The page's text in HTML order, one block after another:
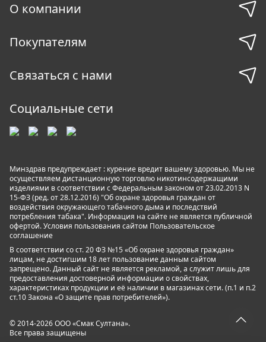
О компании
Покупателям
Связаться с нами
Социальные сети
Минздрав предупреждает : курение вредит вашему здоровью. Мы не
осуществляем дистанционную торговлю никотинсодержащими
изделиями в соответствии с Федеральным законом от 23.02.2013 N
15-ФЗ (ред. от 28.12.2016) "Об охране здоровья граждан от
воздействия окружающего табачного дыма и последствий
потребления табака". Информация на сайте не является публичной
офертой. Условия пользования сайтом Пользовательское
соглашение
В соответствии со ст. 20 ФЗ №15 «Об охране здоровья граждан»
лицам, не достигшим 18 лет пользование данным сайтом
запрещено. Данный сайт не является рекламой, а служит лишь для
предоставления достоверной информации о свойствах,
характеристиках продукции и её наличии в магазинах сети. (п.1 и п.2
ст.10 Закона «О защите прав потребителей»).
© 2014-2026 ООО «Смак Султана».
Все права защищены